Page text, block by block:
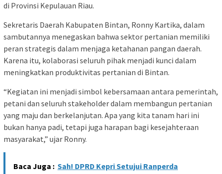
di Provinsi Kepulauan Riau.
Sekretaris Daerah Kabupaten Bintan, Ronny Kartika, dalam
sambutannya menegaskan bahwa sektor pertanian memiliki
peran strategis dalam menjaga ketahanan pangan daerah.
Karena itu, kolaborasi seluruh pihak menjadi kunci dalam
meningkatkan produktivitas pertanian di Bintan.
“Kegiatan ini menjadi simbol kebersamaan antara pemerintah,
petani dan seluruh stakeholder dalam membangun pertanian
yang maju dan berkelanjutan. Apa yang kita tanam hari ini
bukan hanya padi, tetapi juga harapan bagi kesejahteraan
masyarakat,” ujar Ronny.
Baca Juga : Sah! DPRD Kepri Setujui Ranperda